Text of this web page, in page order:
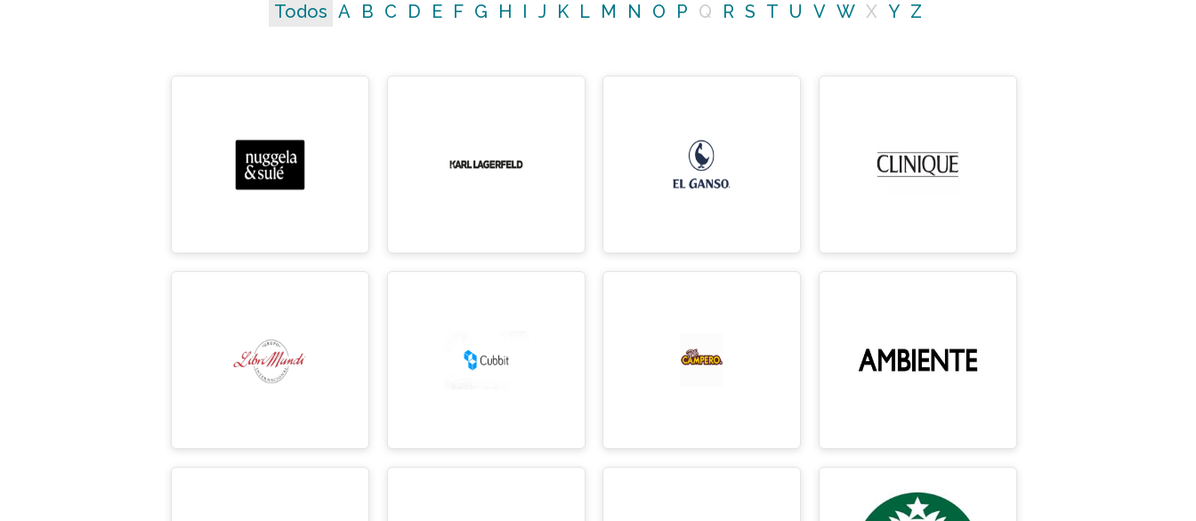
Todos A B C D E F G H I J K L M N O P Q R S T U V W X Y Z